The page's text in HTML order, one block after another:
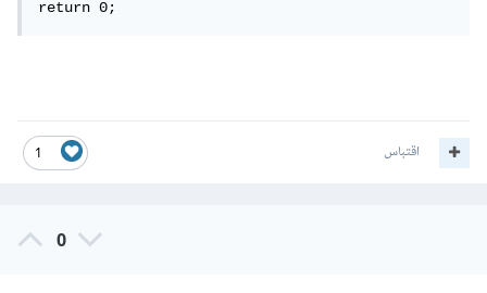
return 0;
1 اقتباس
0